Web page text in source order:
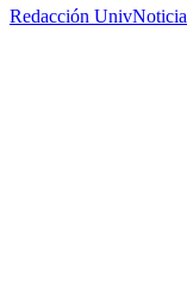
Redacción